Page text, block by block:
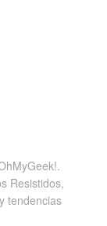
Resistidos,
tendencias